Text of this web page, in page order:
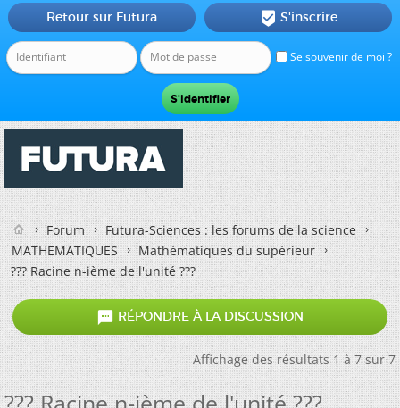
Se souvenir de moi ?
Retour sur Futura  S'inscrire
Forum
Futura-Sciences : les forums de la science
MATHEMATIQUES
Mathématiques du supérieur
??? Racine n-ième de l'unité ???
 RÉPONDRE À LA DISCUSSION
Affichage des résultats 1 à 7 sur 7